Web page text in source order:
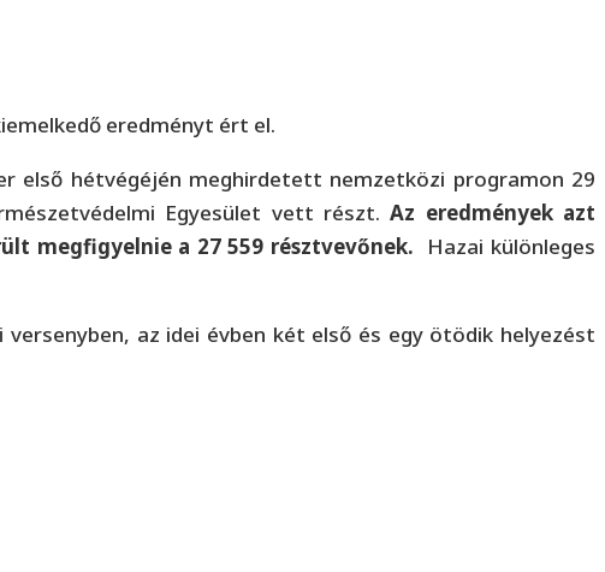
eredményt ért el.
első hétvégéjén meghirdetett nemzetközi programon 29
Egyesület vett részt.Az eredmények azt
megfigyelnie a 27 559 résztvevőnek. Hazai különleges
az idei évben két első és egy ötödik helyezést